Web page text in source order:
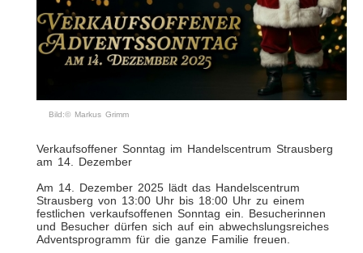
Bild:© Markus Grimm
Verkaufsoffener Sonntag im Handelscentrum Strausberg
am 14. Dezember
Am 14. Dezember 2025 lädt das Handelscentrum
Strausberg von 13:00 Uhr bis 18:00 Uhr zu einem
festlichen verkaufsoffenen Sonntag ein. Besucherinnen
und Besucher dürfen sich auf ein abwechslungsreiches
Adventsprogramm für die ganze Familie freuen.